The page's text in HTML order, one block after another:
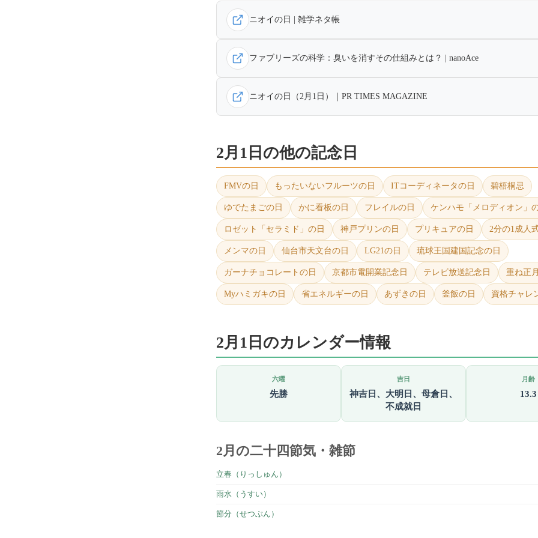
ニオイの日 | 雑学ネタ帳
ファブリーズの科学：臭いを消すその仕組みとは？ | nanoAce
ニオイの日（2月1日）｜PR TIMES MAGAZINE
2月1日の他の記念日
FMVの日 もったいないフルーツの日 ITコーディネータの日 碧梧桐忌
ゆでたまごの日 かに看板の日 フレイルの日 ケンハモ「メロディオン」
ロゼット「セラミド」の日 神戸プリンの日 プリキュアの日 2分の1成人
メンマの日 仙台市天文台の日 LG21の日 琉球王国建国記念の日
ガーナチョコレートの日 京都市電開業記念日 テレビ放送記念日 重ね正
Myハミガキの日 省エネルギーの日 あずきの日 釜飯の日 資格チャレ
2月1日のカレンダー情報
六曜
先勝
吉日
神吉日、大明日、母倉日、
不成就日
月齢
13.3
2月の二十四節気・雑節
立春（りっしゅん）
雨水（うすい）
節分（せつぶん）